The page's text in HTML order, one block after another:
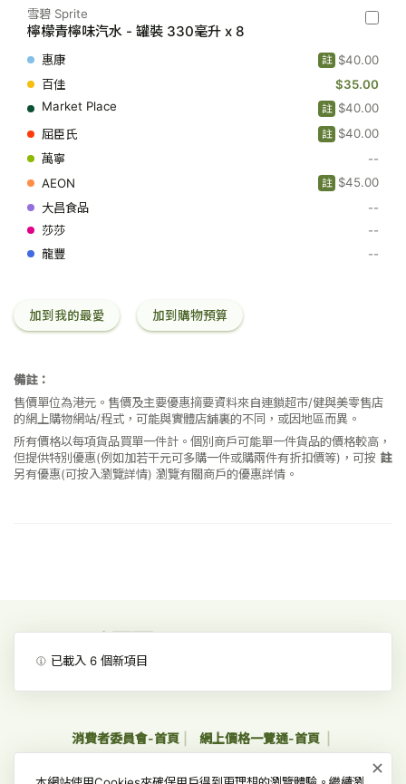
升
x雪
Sprite
-
檸
青
味
-
裝
升
雪碧 Sprite
檸檬青檸味汽水 - 罐裝 330毫升 x 8
$40.00
註
$35.00
$40.00
註
$40.00
註
--
$45.00
註
--
--
--
加到我的最愛 加到購物預算
備註：
售價單位為港元。售價及主要優惠摘要資料來自連鎖超市/健與美零售店
的網上購物網站/程式，可能與實體店舖裏的不同，或因地區而異。
所有價格以每項貨品買單一件計。個別商戶可能單一件貨品的價格較高，
但提供特別優惠(例如加若干元可多購一件或購兩件有折扣價等)，可按 註
另有優惠(可按入瀏覽詳情)瀏覽有關商戶的優惠詳情。
消費者委員會-首頁
網上價格一覽通-首頁
免責、版權及無障礙聲明
已載入6個新項目
×